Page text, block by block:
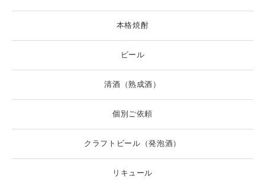
本格焼酎
ビール
清酒（熟成酒）
個別ご依頼
クラフトビール（発泡酒）
リキュール